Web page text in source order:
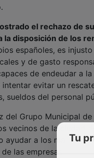
el rechazo de
la disposición de los
españoles, es
y de gasto
de endeudar a
intentar evitar un
sueldos del personal
Grupo Municipal
vecinos de la ciudad
ayudar a los más
las empresas de la
Tu